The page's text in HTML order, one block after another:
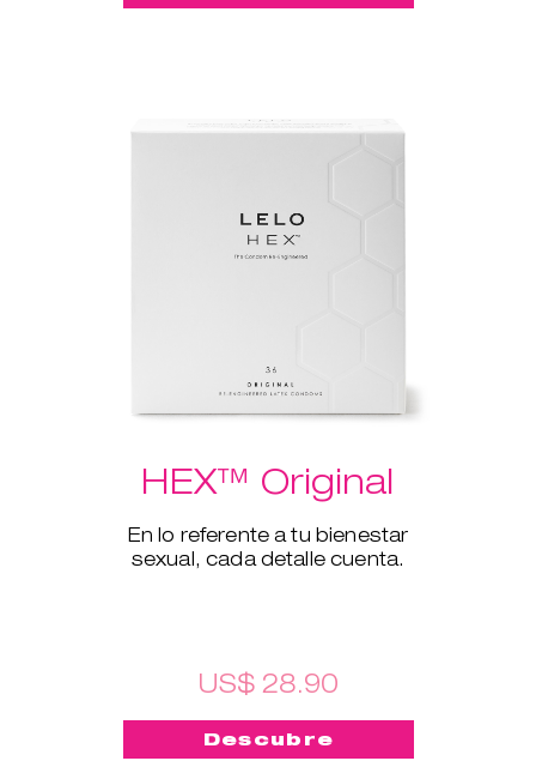
HEX™ Original
En lo referente a tu bienestar
sexual, cada detalle cuenta.
US$ 28.90
Descubre